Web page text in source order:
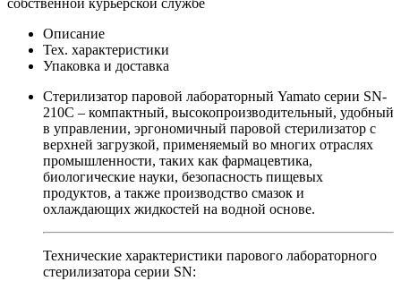
собственной курьерской службе
Описание
Тех. характеристики
Упаковка и доставка
Стерилизатор паровой лабораторный Yamato серии SN-
210C – компактный, высокопроизводительный, удобный
в управлении, эргономичный паровой стерилизатор с
верхней загрузкой, применяемый во многих отраслях
промышленности, таких как фармацевтика,
биологические науки, безопасность пищевых
продуктов, а также производство смазок и
охлаждающих жидкостей на водной основе.
Технические характеристики парового лабораторного
стерилизатора серии SN: